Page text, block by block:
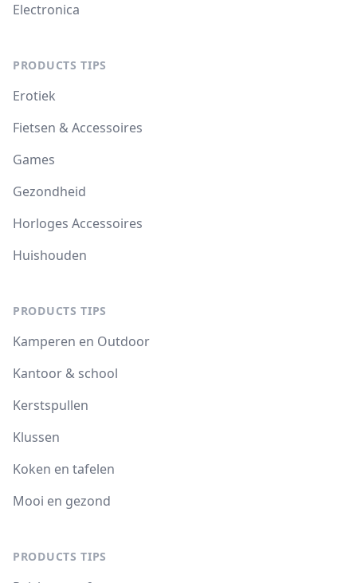
Electronica
PRODUCTS TIPS
Erotiek
Fietsen & Accessoires
Games
Gezondheid
Horloges Accessoires
Huishouden
PRODUCTS TIPS
Kamperen en Outdoor
Kantoor & school
Kerstspullen
Klussen
Koken en tafelen
Mooi en gezond
PRODUCTS TIPS